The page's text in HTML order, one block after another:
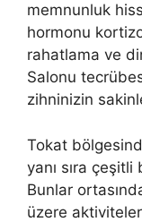
memnunluk
hormonu
rahatlama ve
Salonu
zihninizin
Tokat
yanı sıra
Bunlar
üzere